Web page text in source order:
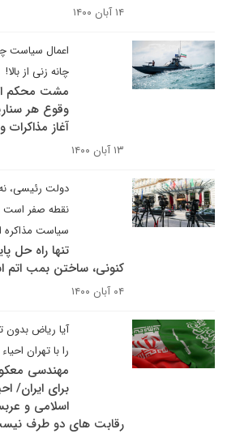
۱۴ آبان ۱۴۰۰
اعمال سیاست
چانه زنی از بالا‍‍!
مشت محکم
آغاز مذاکرات
۱۳ آبان ۱۴۰۰
دولت رئیسی، نه
نقطه صفر است
سیاست مذاکره
تنها راه حل
کنونی، ساختن بمب
۰۴ آبان ۱۴۰۰
آیا ریاض بدون
را با تهران
مهندسی
برای ایران/
اسلامی و
رقابت های دو طرف